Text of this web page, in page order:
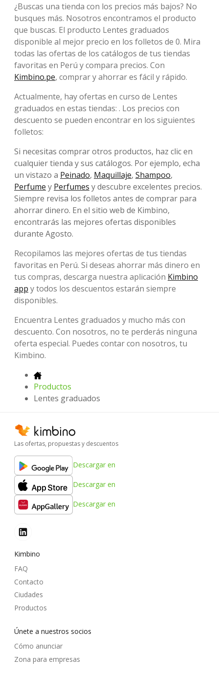
¿Buscas una tienda con los precios más bajos? No
busques más. Nosotros encontramos el producto
que buscas. El producto Lentes graduados
disponible al mejor precio en los folletos de 0. Mira
todas las ofertas de los catálogos de tus tiendas
favoritas en Perú y compara precios. Con
Kimbino.pe, comprar y ahorrar es fácil y rápido.
Actualmente, hay ofertas en curso de Lentes
graduados en estas tiendas: . Los precios con
descuento se pueden encontrar en los siguientes
folletos:
Si necesitas comprar otros productos, haz clic en
cualquier tienda y sus catálogos. Por ejemplo, echa
un vistazo a Peinado, Maquillaje, Shampoo,
Perfume y Perfumes y descubre excelentes precios.
Siempre revisa los folletos antes de comprar para
ahorrar dinero. En el sitio web de Kimbino,
encontrarás las mejores ofertas disponibles
durante Agosto.
Recopilamos las mejores ofertas de tus tiendas
favoritas en Perú. Si deseas ahorrar más dinero en
tus compras, descarga nuestra aplicación Kimbino
app y todos los descuentos estarán siempre
disponibles.
Encuentra Lentes graduados y mucho más con
descuento. Con nosotros, no te perderás ninguna
oferta especial. Puedes contar con nosotros, tu
Kimbino.
Productos
Lentes graduados
Las ofertas, propuestas y descuentos
Descargar en
Descargar en
Descargar en
Kimbino
FAQ
Contacto
Ciudades
Productos
Únete a nuestros socios
Cómo anunciar
Zona para empresas